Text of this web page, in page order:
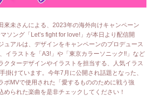
來未さんによる、2023年の海外向けキャンペーン
ソング「Let’s fight for love!」が本日より配信開
ュアルは、デザインをキャンペーンのプロデュース
イラストを「A3!」や「東京カラーソニック!!」など
クターデザインやイラストを担当する、人気イラス
掛けています。今年7月に公開され話題となった、
ボMVで使用された「愛するもののために戦う強
められた楽曲を是非チェックしてください！